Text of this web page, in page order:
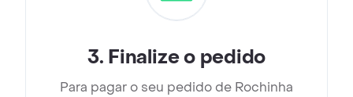
3. Finalize o pedido
Para pagar o seu pedido de Rochinha